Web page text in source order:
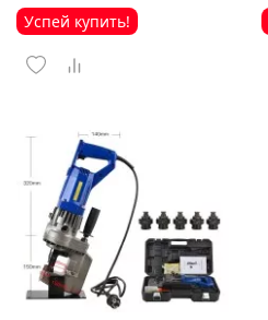
Успей купить!